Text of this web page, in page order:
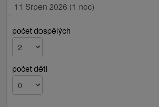
počet dospělých
počet dětí